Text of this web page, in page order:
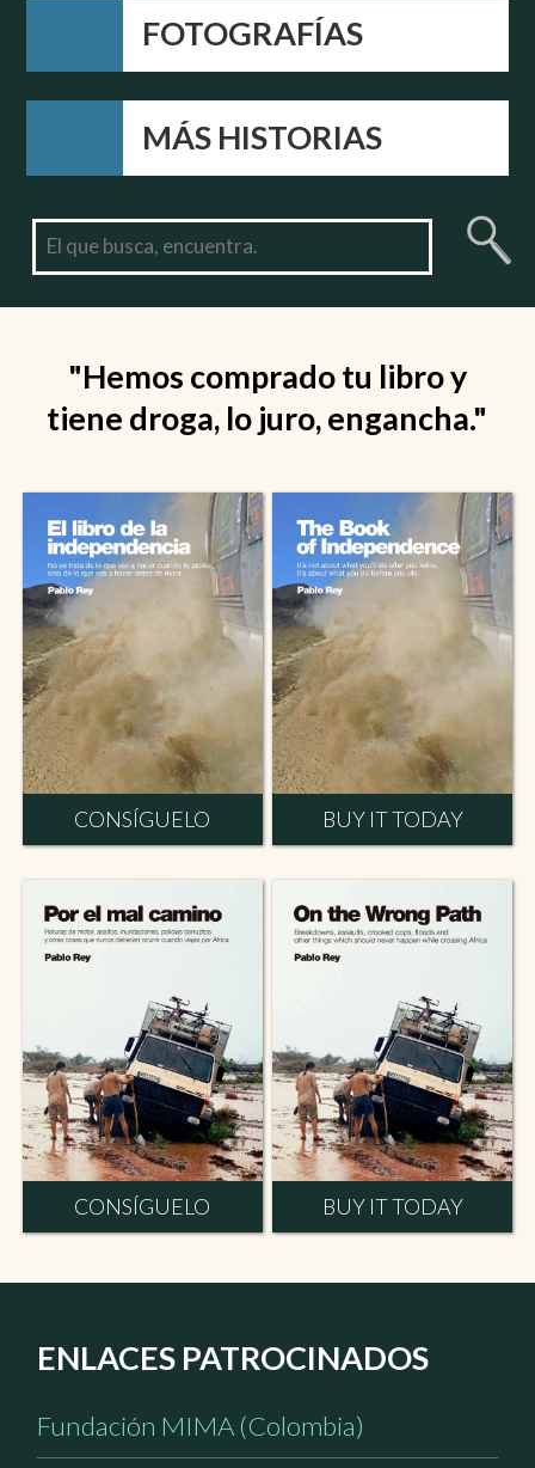
FOTOGRAFÍAS
MÁS HISTORIAS
"Hemos comprado tu libro y
tiene droga, lo juro, engancha."
CONSÍGUELO BUY IT TODAY
CONSÍGUELO BUY IT TODAY
ENLACES PATROCINADOS
Fundación MIMA (Colombia)